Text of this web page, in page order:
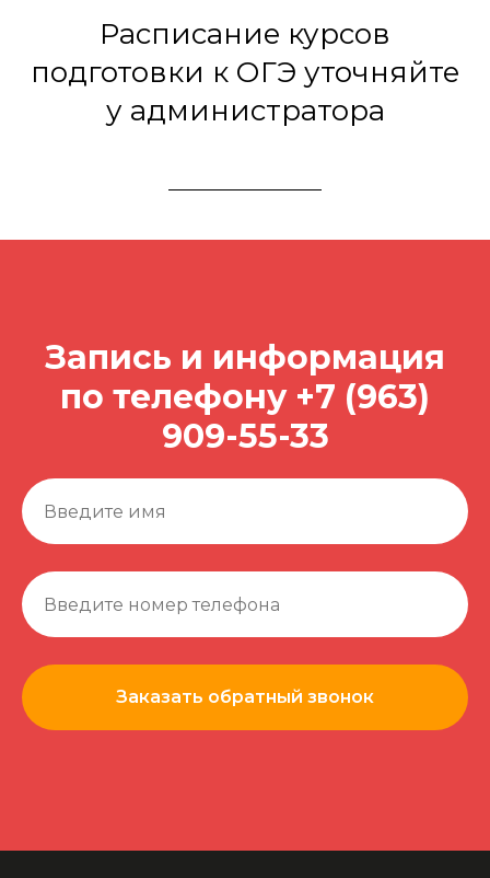
Расписание курсов
подготовки к ОГЭ уточняйте
у администратора
Запись и информация
по телефону +7 (963)
909-55-33
Заказать обратный звонок